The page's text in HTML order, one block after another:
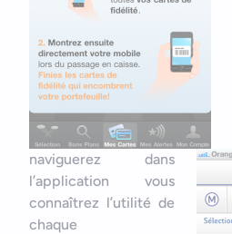
naviguerez dans
l’application vous
connaîtrez l’utilité de
chaque